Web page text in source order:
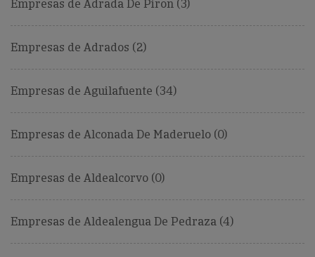
Empresas de Adrada De Piron (3)
Empresas de Adrados (2)
Empresas de Aguilafuente (34)
Empresas de Alconada De Maderuelo (0)
Empresas de Aldealcorvo (0)
Empresas de Aldealengua De Pedraza (4)